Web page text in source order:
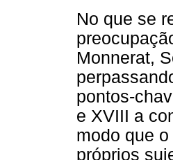
No que se
Monnerat,
pontos-
e XVIII a
modo que
próprios